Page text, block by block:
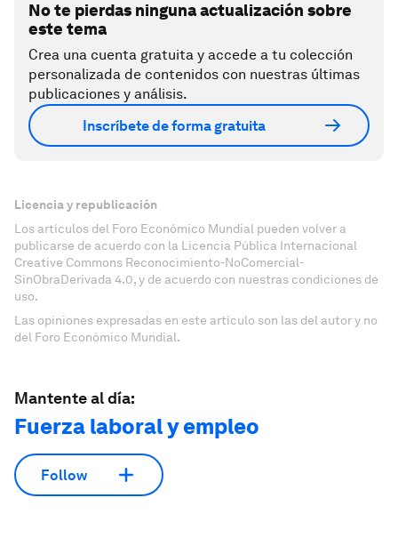
No te pierdas ninguna actualización sobre
este tema
Crea una cuenta gratuita y accede a tu colección
personalizada de contenidos con nuestras últimas
publicaciones y análisis.
Inscríbete de forma gratuita
Licencia y republicación
Los artículos del Foro Económico Mundial pueden volver a
publicarse de acuerdo con la Licencia Pública Internacional
Creative Commons Reconocimiento-NoComercial-
SinObraDerivada 4.0, y de acuerdo con nuestras condiciones de
uso.
Las opiniones expresadas en este artículo son las del autor y no
del Foro Económico Mundial.
Mantente al día:
Fuerza laboral y empleo
Follow